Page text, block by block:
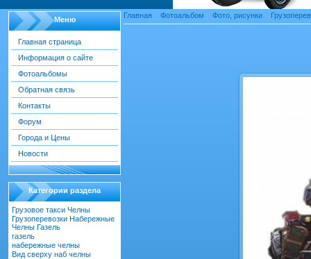
Меню
Главная страница
Информация о сайте
Фотоальбомы
Обратная связь
Контакты
Форум
Города и Цены
Новости
Категории раздела
Грузовое такси Челны
Грузоперевозки Набережные
Челны Газель
газель
набережные челны
Вид сверху наб челны
Главная Фотоальбом Фото, рисунки